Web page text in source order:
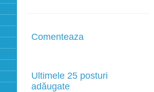
Comenteaza
Ultimele 25 posturi
adăugate